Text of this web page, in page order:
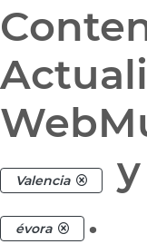
Valencia
évora .